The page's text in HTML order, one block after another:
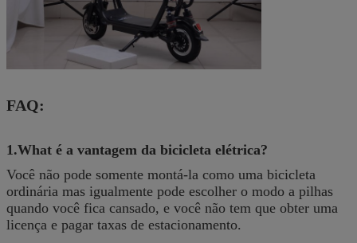
FAQ:
1.What é a vantagem da bicicleta elétrica?
Você não pode somente montá-la como uma bicicleta
ordinária mas igualmente pode escolher o modo a pilhas
quando você fica cansado, e você não tem que obter uma
licença e pagar taxas de estacionamento.